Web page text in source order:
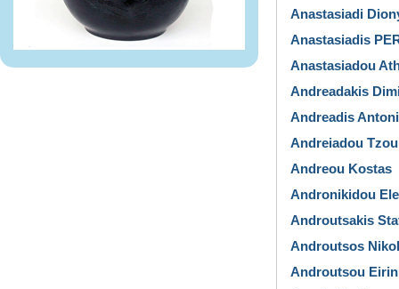
Anastasiadi
Anastasiadis
Anastasiadou
Andreadakis
Andreadis
Andreiadou
Andreou Kostas
Andronikidou
Androutsakis
Androutsos
Androutsou